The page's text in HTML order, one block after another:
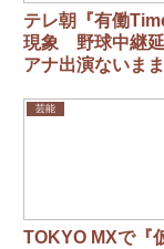
テレ朝『有働
現象 野球中継
アナ出演ないま
芸能
TOKYO MXで『